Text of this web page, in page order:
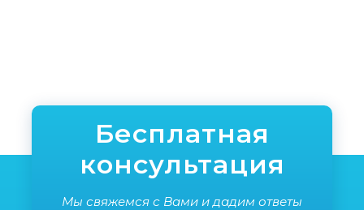
Бесплатная
консультация
Мы свяжемся с Вами и дадим ответы